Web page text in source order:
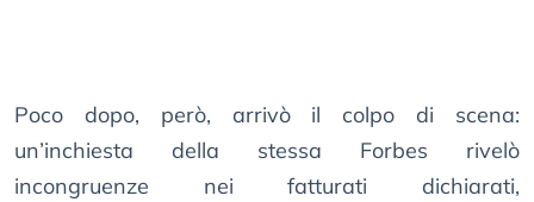
Poco dopo, però, arrivò il colpo di scena:
un’inchiesta della stessa Forbes rivelò
incongruenze nei fatturati dichiarati,